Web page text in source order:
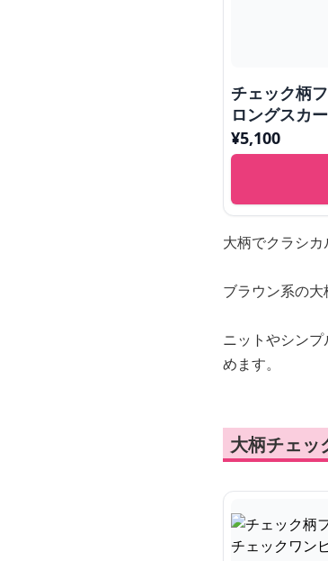
チェック柄
ロングスカ
¥5,100
大柄でクラシ
ブラウン系の大
ニットやシン
めます。
大柄チェッ